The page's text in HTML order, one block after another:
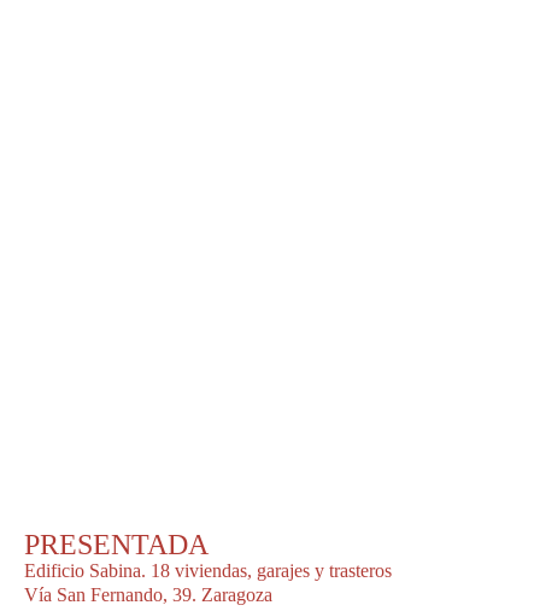
PRESENTADA
Edificio Sabina. 18 viviendas, garajes y trasteros
Vía San Fernando, 39. Zaragoza